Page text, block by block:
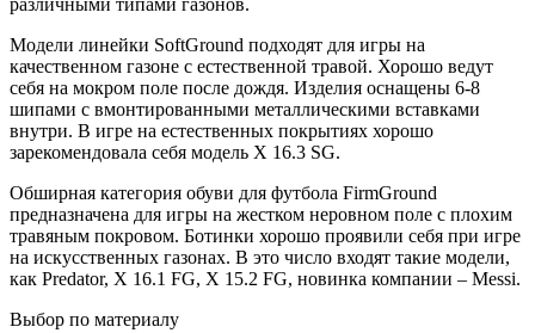
Модели линейки SoftGround подходят для игры на
качественном газоне с естественной травой. Хорошо ведут
себя на мокром поле после дождя. Изделия оснащены 6-8
шипами с вмонтированными металлическими вставками
внутри. В игре на естественных покрытиях хорошо
зарекомендовала себя модель X 16.3 SG.
Обширная категория обуви для футбола FirmGround
предназначена для игры на жестком неровном поле с плохим
травяным покровом. Ботинки хорошо проявили себя при игре
на искусственных газонах. В это число входят такие модели,
как Predator, X 16.1 FG, X 15.2 FG, новинка компании – Messi.
Выбор по материалу